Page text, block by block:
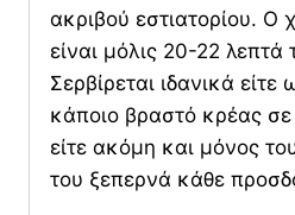
ακριβού εστιατορίου. Ο
είναι μόλις 20-22 λεπτά
Σερβίρεται ιδανικά
κάποιο βραστό κρέας
είτε ακόμη και μόνος
του ξεπερνά κάθε